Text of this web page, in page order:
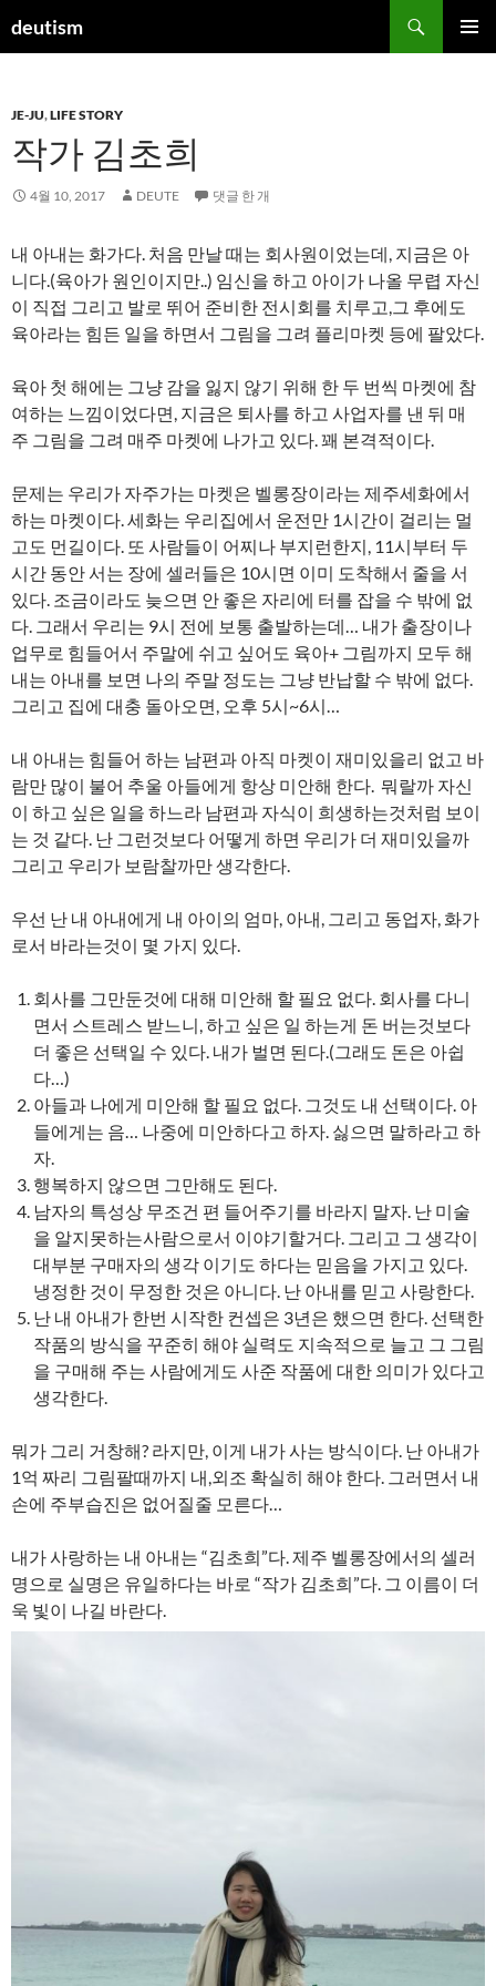
텐
건
너
기
deutism
색
JE-JU,LIFE STORY
작가 김초희
4월 10, 2017 DEUTE 댓글 한 개
내 아내는 화가다. 처음 만날 때는 회사원이었는데, 지금은 아
니다.(육아가 원인이지만..) 임신을 하고 아이가 나올 무렵 자신
이 직접 그리고 발로 뛰어 준비한 전시회를 치루고,그 후에도
육아라는 힘든 일을 하면서 그림을 그려 플리마켓 등에 팔았다.
육아 첫 해에는 그냥 감을 잃지 않기 위해 한 두 번씩 마켓에 참
여하는 느낌이었다면, 지금은 퇴사를 하고 사업자를 낸 뒤 매
주 그림을 그려 매주 마켓에 나가고 있다. 꽤 본격적이다.
문제는 우리가 자주가는 마켓은 벨롱장이라는 제주세화에서
하는 마켓이다. 세화는 우리집에서 운전만 1시간이 걸리는 멀
고도 먼길이다. 또 사람들이 어찌나 부지런한지, 11시부터 두
시간 동안 서는 장에 셀러들은 10시면 이미 도착해서 줄을 서
있다. 조금이라도 늦으면 안 좋은 자리에 터를 잡을 수 밖에 없
다. 그래서 우리는 9시 전에 보통 출발하는데… 내가 출장이나
업무로 힘들어서 주말에 쉬고 싶어도 육아+ 그림까지 모두 해
내는 아내를 보면 나의 주말 정도는 그냥 반납할 수 밖에 없다.
그리고 집에 대충 돌아오면, 오후 5시~6시…
내 아내는 힘들어 하는 남편과 아직 마켓이 재미있을리 없고 바
람만 많이 불어 추울 아들에게 항상 미안해 한다. 뭐랄까 자신
이 하고 싶은 일을 하느라 남편과 자식이 희생하는것처럼 보이
는 것 같다. 난 그런것보다 어떻게 하면 우리가 더 재미있을까
그리고 우리가 보람찰까만 생각한다.
우선 난 내 아내에게 내 아이의 엄마, 아내, 그리고 동업자, 화가
로서 바라는것이 몇 가지 있다.
회사를 그만둔것에 대해 미안해 할 필요 없다. 회사를 다니
면서 스트레스 받느니, 하고 싶은 일 하는게 돈 버는것보다
더 좋은 선택일 수 있다. 내가 벌면 된다.(그래도 돈은 아쉽
다…)
아들과 나에게 미안해 할 필요 없다. 그것도 내 선택이다. 아
들에게는 음… 나중에 미안하다고 하자. 싫으면 말하라고 하
자.
행복하지 않으면 그만해도 된다.
남자의 특성상 무조건 편 들어주기를 바라지 말자. 난 미술
을 알지못하는사람으로서 이야기할거다. 그리고 그 생각이
대부분 구매자의 생각 이기도 하다는 믿음을 가지고 있다.
냉정한 것이 무정한 것은 아니다. 난 아내를 믿고 사랑한다.
난 내 아내가 한번 시작한 컨셉은 3년은 했으면 한다. 선택한
작품의 방식을 꾸준히 해야 실력도 지속적으로 늘고 그 그림
을 구매해 주는 사람에게도 사준 작품에 대한 의미가 있다고
생각한다.
뭐가 그리 거창해? 라지만, 이게 내가 사는 방식이다. 난 아내가
1억 짜리 그림팔때까지 내,외조 확실히 해야 한다. 그러면서 내
손에 주부습진은 없어질줄 모른다…
내가 사랑하는 내 아내는 “김초희”다. 제주 벨롱장에서의 셀러
명으로 실명은 유일하다는 바로 “작가 김초희”다. 그 이름이 더
욱 빛이 나길 바란다.